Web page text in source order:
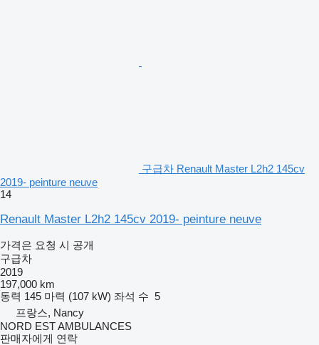
구급차 Renault Master L2h2 145cv
2019- peinture neuve
14
Renault Master L2h2 145cv 2019- peinture neuve
가격은 요청 시 공개
구급차
2019
197,000 km
동력 145 마력 (107 kW) 좌석 수 5
프랑스, Nancy
NORD EST AMBULANCES
판매자에게 연락